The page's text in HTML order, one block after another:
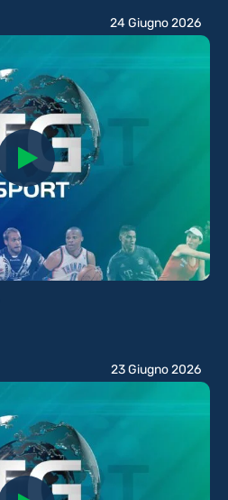
24 Giugno 2026
23 Giugno 2026